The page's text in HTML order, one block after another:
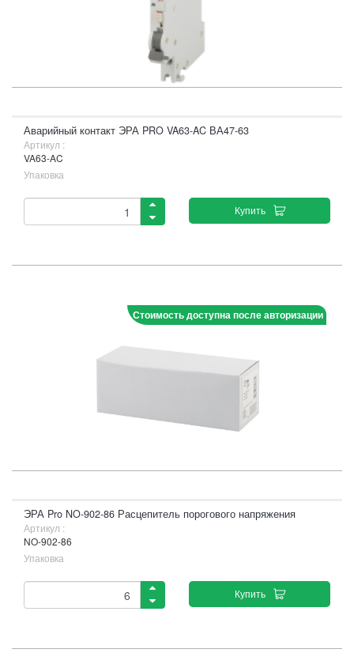
Аварийный контакт ЭРА PRO VA63-AC ВА47-63
Артикул :
VA63-AC
Упаковка
Купить
Стоимость доступна после авторизации
ЭРА Pro NO-902-86 Расцепитель порогового напряжения
Артикул :
NO-902-86
Упаковка
Купить